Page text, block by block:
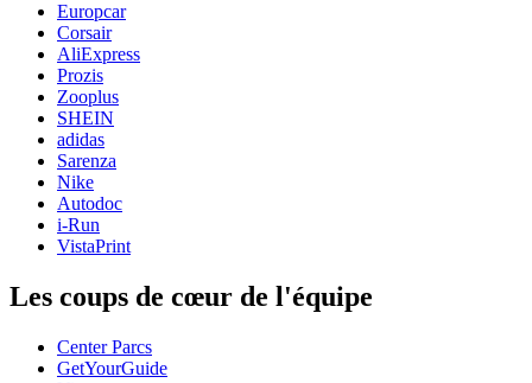
Europcar
Corsair
AliExpress
Prozis
Zooplus
SHEIN
adidas
Sarenza
Nike
Autodoc
i-Run
VistaPrint
Les coups de cœur de l'équipe
Center Parcs
GetYourGuide